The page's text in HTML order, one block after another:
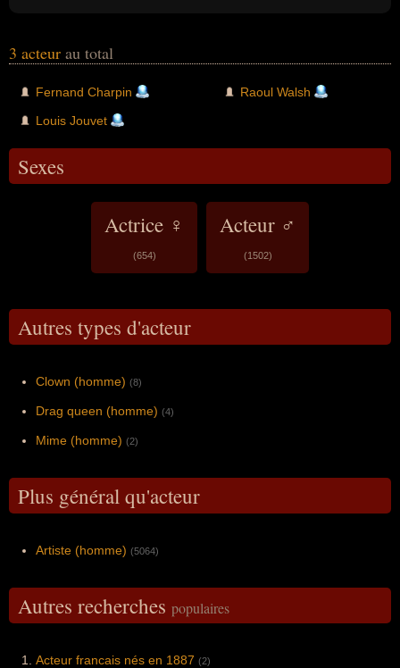
3 acteur au total
Fernand Charpin
Louis Jouvet
Raoul Walsh
Sexes
Actrice ♀
(654)
Acteur ♂
(1502)
Autres types d'acteur
Clown (homme) (8)
Drag queen (homme) (4)
Mime (homme) (2)
Plus général qu'acteur
Artiste (homme) (5064)
Autres recherches populaires
Acteur francais nés en 1887 (2)